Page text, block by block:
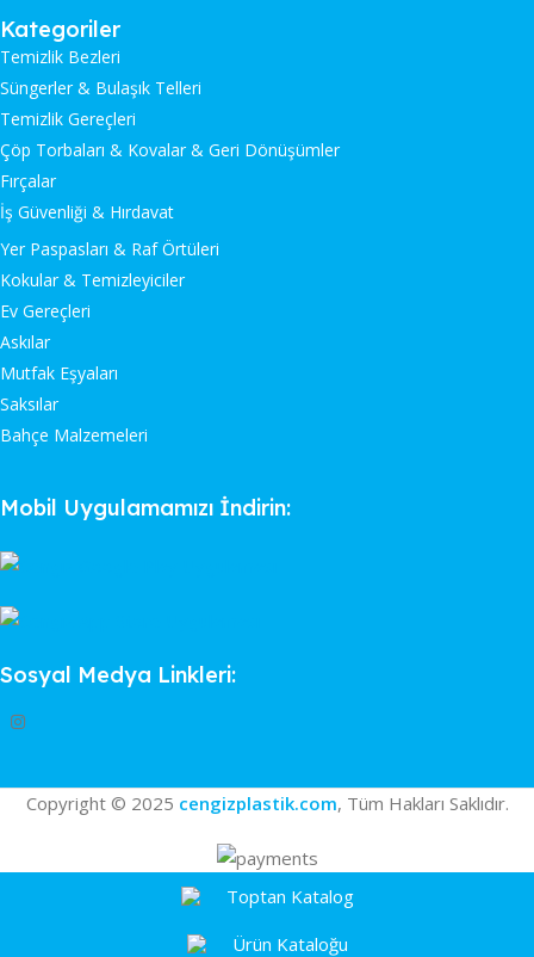
Kategoriler
Temizlik Bezleri
Süngerler & Bulaşık Telleri
Temizlik Gereçleri
Çöp Torbaları & Kovalar & Geri Dönüşümler
Fırçalar
İş Güvenliği & Hırdavat
Yer Paspasları & Raf Örtüleri
Kokular & Temizleyiciler
Ev Gereçleri
Askılar
Mutfak Eşyaları
Saksılar
Bahçe Malzemeleri
Mobil Uygulamamızı İndirin:
Sosyal Medya Linkleri:
Copyright © 2025 cengizplastik.com, Tüm Hakları Saklıdır.
Toptan Katalog
Ürün Kataloğu